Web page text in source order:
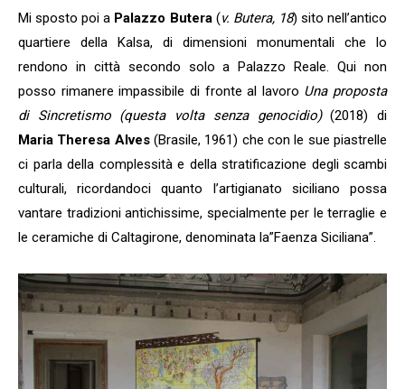
Mi sposto poi a Palazzo Butera (v. Butera, 18) sito nell’antico
quartiere della Kalsa, di dimensioni monumentali che lo
rendono in città secondo solo a Palazzo Reale. Qui non
posso rimanere impassibile di fronte al lavoro Una proposta
di Sincretismo (questa volta senza genocidio)(2018) di
Maria Theresa Alves(Brasile, 1961) che con le sue piastrelle
ci parla della complessità e della stratificazione degli scambi
culturali, ricordandoci quanto l’artigianato siciliano possa
vantare tradizioni antichissime, specialmente per le terraglie e
le ceramiche di Caltagirone, denominata la”Faenza Siciliana”.